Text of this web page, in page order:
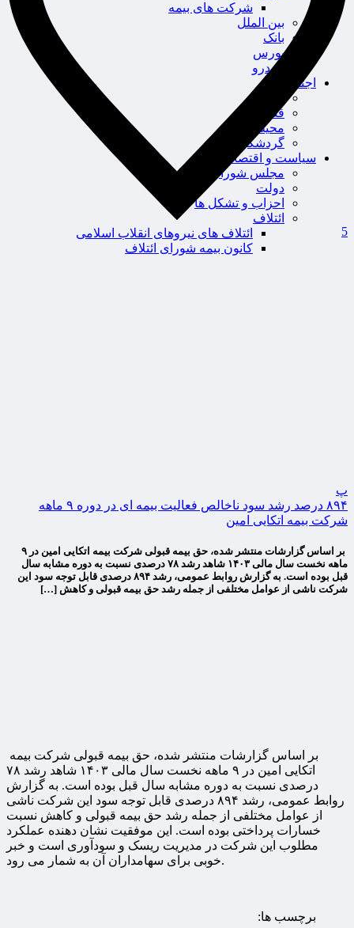
شرکت های بیمه
بین الملل
بانک
بورس
خودرو
اجتماعی
سلامت
قضایی
محیط زیست
گردشگری
سیاست و اقتصاد
مجلس شورای اسلامی
دولت
احزاب و تشکل ها
ائتلاف
ائتلاف های نیروهای انقلاب اسلامی
کانون بیمه شورای ائتلاف
5
پ
۸۹۴ درصد رشد سود ناخالص فعالیت بیمه ای در دوره ۹ ماهه
شرکت بیمه اتکایی امین
بر اساس گزارشات منتشر شده، حق بیمه قبولی شرکت بیمه اتکایی امین در ۹
ماهه نخست سال مالی ۱۴۰۳ شاهد رشد ۷۸ درصدی نسبت به دوره مشابه سال
قبل بوده است. به گزارش روابط عمومی، رشد ۸۹۴ درصدی قابل توجه سود این
شرکت ناشی از عوامل مختلفی از جمله رشد حق بیمه قبولی و کاهش […]
اتکایی امین در ۹ ماهه نخست سال مالی ۱۴۰۳ شاهد رشد ۷۸
درصدی نسبت به دوره مشابه سال قبل بوده است. به گزارش
روابط عمومی، رشد ۸۹۴ درصدی قابل توجه سود این شرکت ناشی
از عوامل مختلفی از جمله رشد حق بیمه قبولی و کاهش نسبت
خسارات پرداختی بوده است. این موفقیت نشان دهنده عملکرد
مطلوب این شرکت در مدیریت ریسک و سودآوری است و خبر
خوبی برای سهامداران آن به شمار می رود.
برچسب ها: